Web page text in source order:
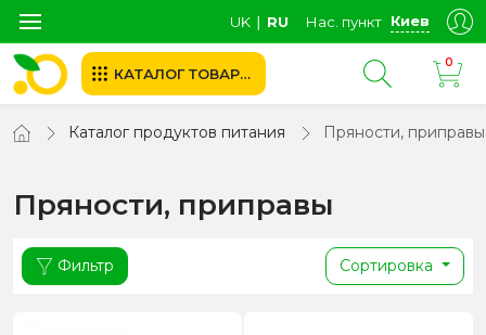
UK ∣ RU Нас. пункт Киев
КАТАЛОГ ТОВАРОВ
0
Каталог продуктов питания Пряности, приправы
Пряности, приправы
Фильтр Сортировка